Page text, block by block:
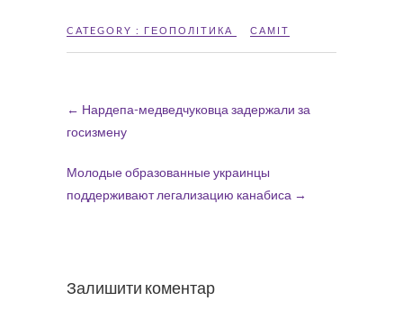
CATEGORY : ГЕОПОЛІТИКА САМІТ
← Нардепа-медведчуковца задержали за
госизмену
Молодые образованные украинцы
поддерживают легализацию канабиса →
Залишити коментар